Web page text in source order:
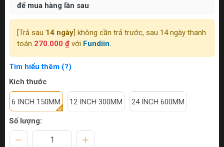
để mua hàng lần sau
[Trả sau 14 ngày ] không cần trả trước, sau 14 ngày thanh
toán 270.000 ₫ với Fundiin.
Tìm hiểu thêm (?)
Kích thước
6 INCH 150MM 12 INCH 300MM 24 INCH 600MM
Số lượng: